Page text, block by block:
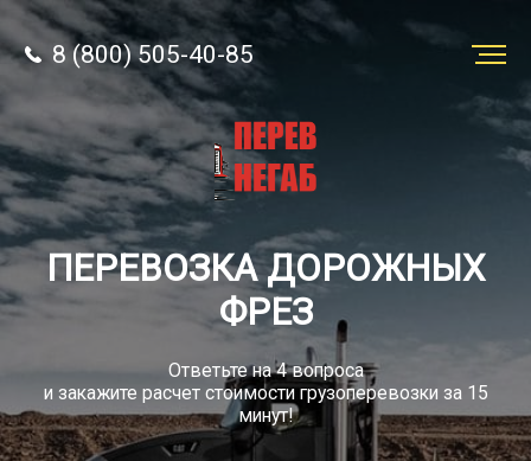
8 (800) 505-40-85
Заказать
перевозку
Грузы
8 (800) 505-40-85
ПЕРЕВОЗКА ДОРОЖНЫХ
ФРЕЗ
Ответьте на 4 вопроса
и закажите расчет стоимости грузоперевозки за 15
минут!